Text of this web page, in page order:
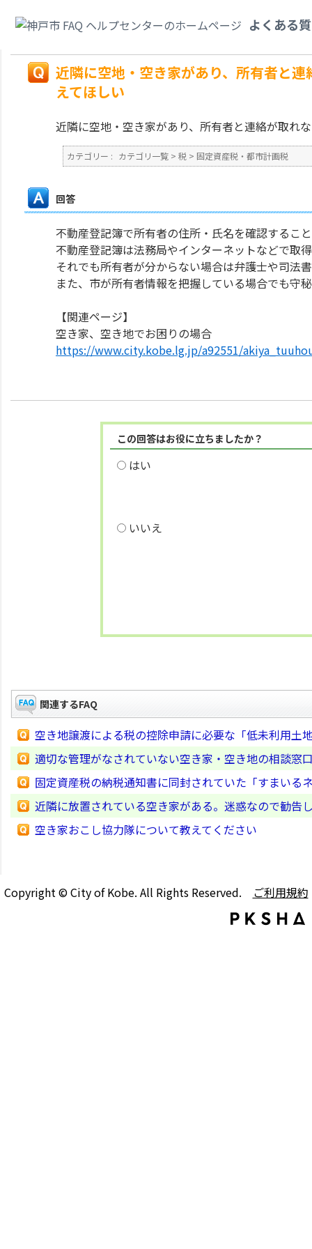
よくある
教えてほしい
近隣に空地・空き家があり、所有者と
えてほしい
近隣に空地・空き家があり、所有者と連絡が取れ
カテゴリー : カテゴリ一覧 > 税 > 固定資産税・都市計画税
回答
不動産登記簿で所有者の住所・氏名を確認するこ
不動産登記簿は法務局やインターネットなどで取
それでも所有者が分からない場合は弁護士や司法
また、市が所有者情報を把握している場合でも守
【関連ページ】
空き家、空き地でお困りの場合
https://www.city.kobe.lg.jp/a92551/
この回答はお役に立ちましたか？
はい
いいえ
関連するFAQ
空き地譲渡による税の控除申請に必要な「低未利用土
適切な管理がなされていない空き家・空き地の相談窓
固定資産税の納税通知書に同封されていた「すまいる
近隣に放置されている空き家がある。迷惑なので勧告
空き家おこし協力隊について教えてください
Copyright © City of Kobe. All Rights Reserved. ご利用規約